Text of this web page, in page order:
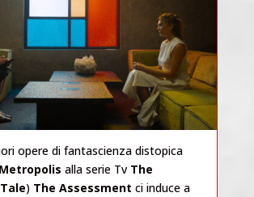
opere di fantascienza distopica
Metropolis alla serie Tv The
) The Assessment ci induce a